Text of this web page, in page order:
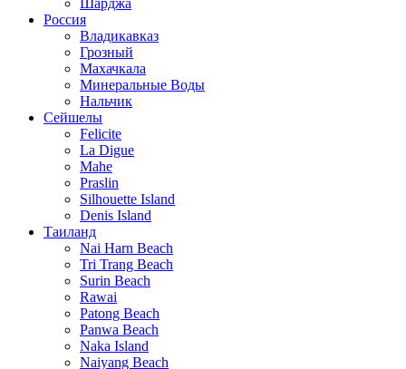
Россия
Владикавказ
Грозный
Махачкала
Минеральные Воды
Нальчик
Сейшелы
Felicite
La Digue
Mahe
Praslin
Silhouette Island
Denis Island
Таиланд
Nai Harn Beach
Tri Trang Beach
Surin Beach
Rawai
Patong Beach
Panwa Beach
Naka Island
Naiyang Beach